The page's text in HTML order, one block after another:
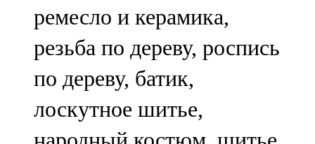
ремесло и керамика,
резьба по дереву, роспись
по дереву, батик,
лоскутное шитье,